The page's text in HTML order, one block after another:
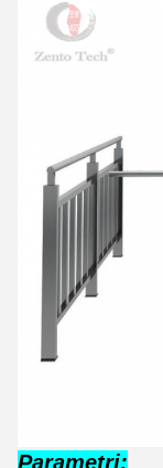
Parametri: